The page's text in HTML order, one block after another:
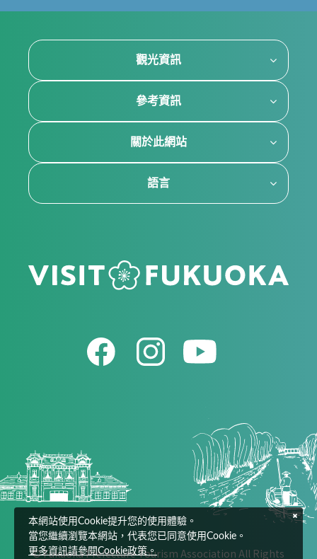
觀光資訊
參考資訊
關於此網站
語言
© Fukuoka Prefecture Tourism Association All Rights
本網站使用Cookie提升您的使用體驗。
當您繼續瀏覽本網站，代表您已同意使用Cookie。
更多資訊請參閱Cookie政策。